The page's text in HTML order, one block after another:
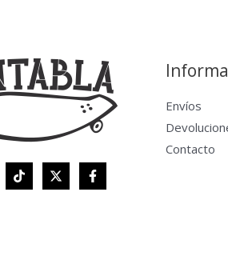
Envíos
Contacto